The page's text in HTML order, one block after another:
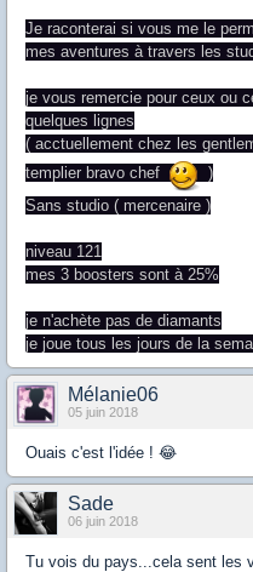
Je raconterai si vous me le
mes aventures à travers les
je vous remercie pour ceux ou
quelques lignes
( acctuellement chez les
templier bravo chef
)
Sans studio ( mercenaire )
niveau 121
mes 3 boosters sont à 25%
je n'achète pas de diamants
je joue tous les jours de la
Mélanie06
05 juin 2018
Ouais c'est l'idée ! 😂
Sade
06 juin 2018
Tu vois du pays...cela sent les